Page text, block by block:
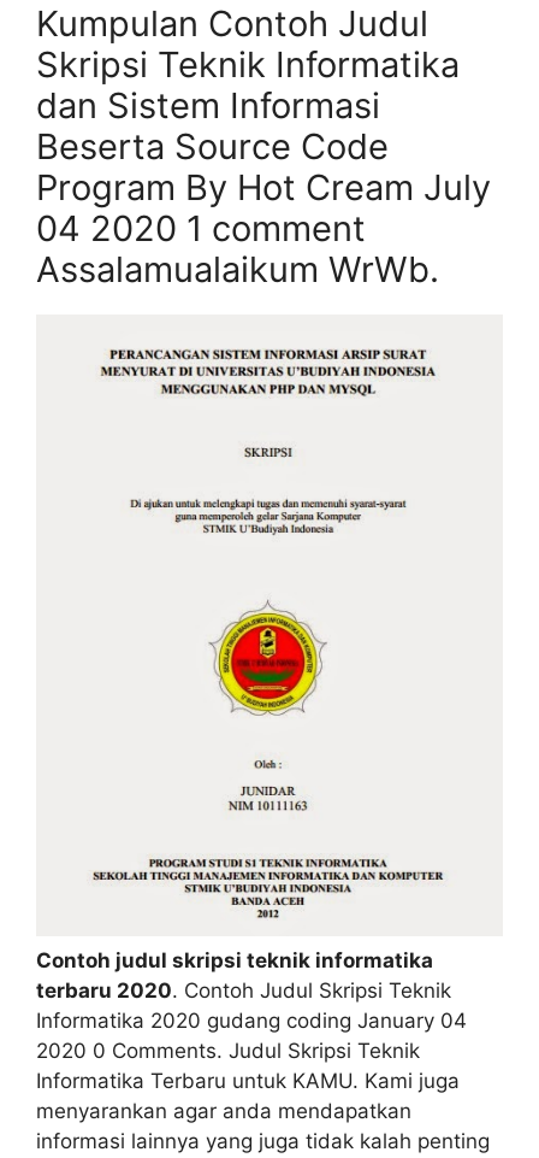
Kumpulan Contoh Judul
Skripsi Teknik Informatika
dan Sistem Informasi
Beserta Source Code
Program By Hot Cream July
04 2020 1 comment
Assalamualaikum WrWb.
Contoh judul skripsi teknik informatika
terbaru 2020. Contoh Judul Skripsi Teknik
Informatika 2020 gudang coding January 04
2020 0 Comments. Judul Skripsi Teknik
Informatika Terbaru untuk KAMU. Kami juga
menyarankan agar anda mendapatkan
informasi lainnya yang juga tidak kalah penting